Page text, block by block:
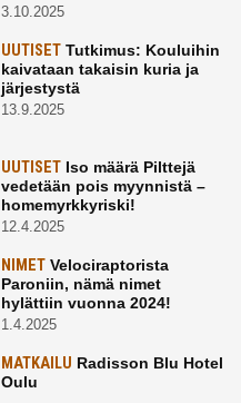
3.10.2025
UUTISETTutkimus: Kouluihin
kaivataan takaisin kuria ja
järjestystä
13.9.2025
UUTISETIso määrä Pilttejä
vedetään pois myynnistä –
homemyrkkyriski!
12.4.2025
NIMETVelociraptorista
Paroniin, nämä nimet
hylättiin vuonna 2024!
1.4.2025
MATKAILU Radisson Blu Hotel
Oulu